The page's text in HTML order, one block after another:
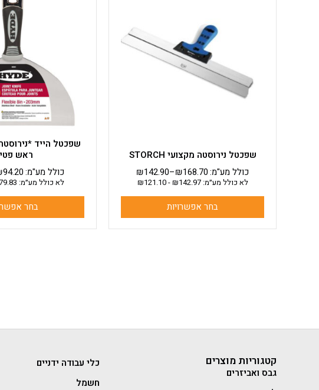
שפכטל נירוסטה מקצועי STORCH
₪142.90–₪168.70כולל מע"מ:
לא כולל מע״מ: ₪142.97
-
₪121.10
בחר אפשרויות
סוגים.
ניתן
לבחור
ראש
94.20כולל מע"מ:
לא כולל מע״מ:
בחר
יש
ניתן
את
קטגוריות מוצרים
גבס ואביזרים
כלי עבודה ידניים
חשמל